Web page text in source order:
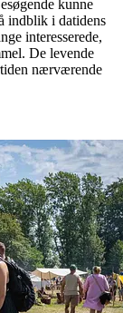
kunne
indblik i datidens
interesserede,
De levende
nærværende